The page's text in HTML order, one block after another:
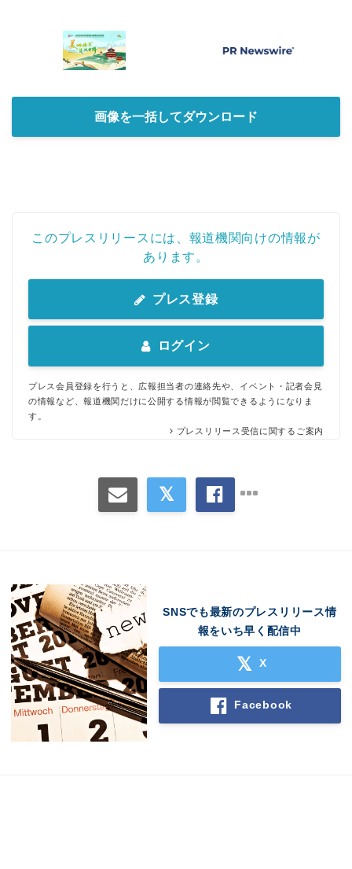
画像を一括してダウンロード
このプレスリリースには、報道機関向けの情報が
あります。
プレス登録
ログイン
プレス会員登録を行うと、広報担当者の連絡先や、イベント・記者会見
の情報など、報道機関だけに公開する情報が閲覧できるようになりま
す。
プレスリリース受信に関するご案内
SNSでも最新のプレスリリース情
報をいち早く配信中
X
Facebook